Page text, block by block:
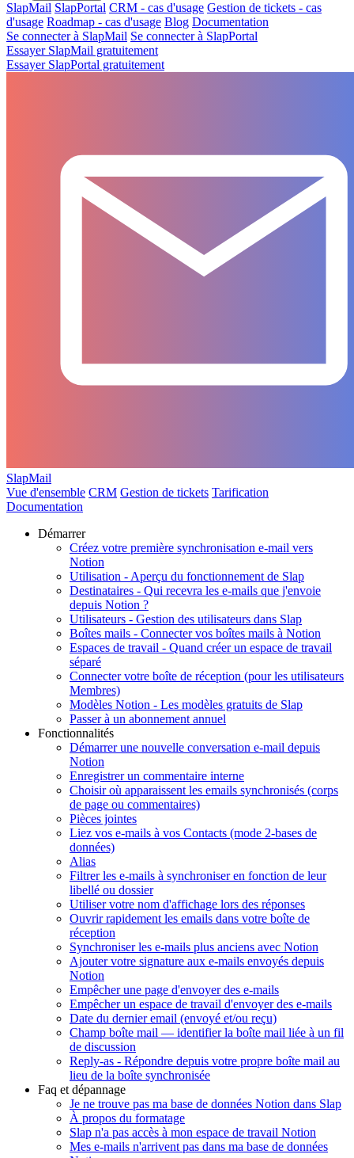
SlapMail SlapPortal CRM - cas d'usage Gestion de tickets - cas
d'usage Roadmap - cas d'usage Blog Documentation
Se connecter à SlapMail Se connecter à SlapPortal
Essayer SlapMail gratuitement
Essayer SlapPortal gratuitement
SlapMail
Vue d'ensemble CRM Gestion de tickets Tarification
Documentation
Démarrer
Créez votre première synchronisation e-mail vers
Notion
Utilisation - Aperçu du fonctionnement de Slap
Destinataires - Qui recevra les e-mails que j'envoie
depuis Notion ?
Utilisateurs - Gestion des utilisateurs dans Slap
Boîtes mails - Connecter vos boîtes mails à Notion
Espaces de travail - Quand créer un espace de travail
séparé
Connecter votre boîte de réception (pour les utilisateurs
Membres)
Modèles Notion - Les modèles gratuits de Slap
Passer à un abonnement annuel
Fonctionnalités
Démarrer une nouvelle conversation e-mail depuis
Notion
Enregistrer un commentaire interne
Choisir où apparaissent les emails synchronisés (corps
de page ou commentaires)
Pièces jointes
Liez vos e-mails à vos Contacts (mode 2-bases de
données)
Alias
Filtrer les e-mails à synchroniser en fonction de leur
libellé ou dossier
Utiliser votre nom d'affichage lors des réponses
Ouvrir rapidement les emails dans votre boîte de
réception
Synchroniser les e-mails plus anciens avec Notion
Ajouter votre signature aux e-mails envoyés depuis
Notion
Empêcher une page d'envoyer des e-mails
Empêcher un espace de travail d'envoyer des e-mails
Date du dernier email (envoyé et/ou reçu)
Champ boîte mail — identifier la boîte mail liée à un fil
de discussion
Reply-as - Répondre depuis votre propre boîte mail au
lieu de la boîte synchronisée
Faq et dépannage
Je ne trouve pas ma base de données Notion dans Slap
À propos du formatage
Slap n'a pas accès à mon espace de travail Notion
Mes e-mails n'arrivent pas dans ma base de données